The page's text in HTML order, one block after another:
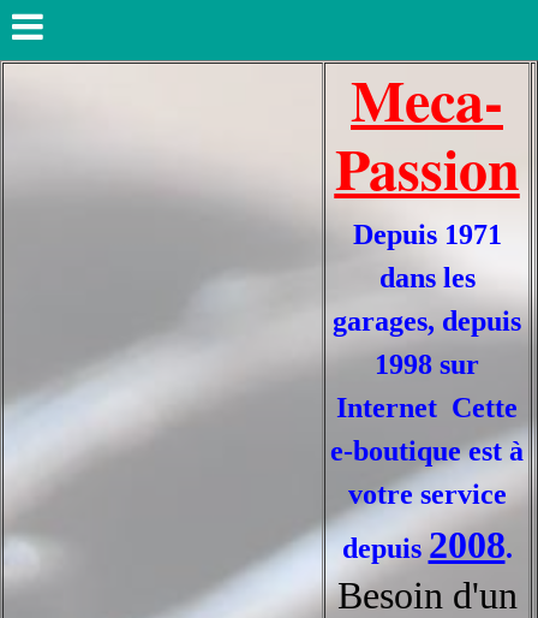
Meca-
Passion
Depuis 1971
dans les
garages, depuis
1998 sur
Internet Cette
e-boutique est à
votre service
depuis 2008.
Besoin d'un